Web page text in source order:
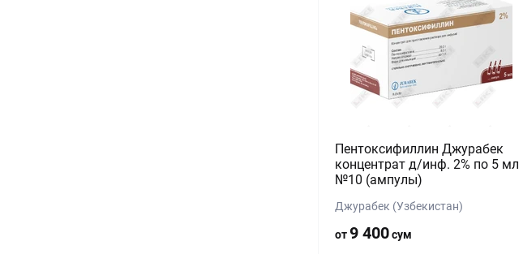
Пентоксифиллин Джурабек
концентрат д/инф. 2% по 5 мл
№10 (ампулы)
Джурабек (Узбекистан)
от9 400сум